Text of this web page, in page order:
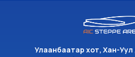
Улаанбаатар хот, Хан-Уул